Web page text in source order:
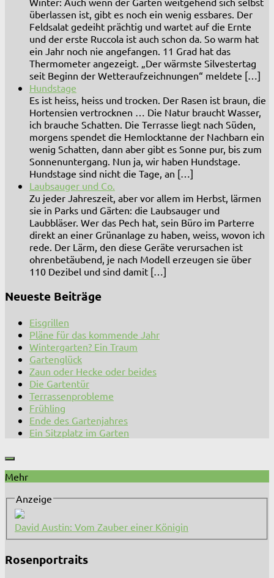
überlassen ist, gibt es noch ein wenig essbares. Der
Feldsalat gedeiht prächtig und wartet auf die Ernte
und der erste Ruccola ist auch schon da. So warm hat
ein Jahr noch nie angefangen. 11 Grad hat das
Thermometer angezeigt. „Der wärmste Silvestertag
seit Beginn der Wetteraufzeichnungen“ meldete […]
Hundstage
Es ist heiss, heiss und trocken. Der Rasen ist braun, die
Hortensien vertrocknen … Die Natur braucht Wasser,
ich brauche Schatten. Die Terrasse liegt nach Süden,
morgens spendet die Hemlocktanne der Nachbarn ein
wenig Schatten, dann aber gibt es Sonne pur, bis zum
Sonnenuntergang. Nun ja, wir haben Hundstage.
Hundstage sind nicht die Tage, an […]
Laubsauger und Co.
Zu jeder Jahreszeit, aber vor allem im Herbst, lärmen
sie in Parks und Gärten: die Laubsauger und
Laubbläser. Wer das Pech hat, sein Büro im Parterre
direkt an einer Grünanlage zu haben, weiss, wovon ich
rede. Der Lärm, den diese Geräte verursachen ist
ohrenbetäubend, je nach Modell erzeugen sie über
110 Dezibel und sind damit […]
Neueste Beiträge
Eisgrillen
Pläne für das kommende Jahr
Wintergarten? Ein Traum
Gartenglück
Zaun oder Hecke oder beides
Die Gartentür
Terrassenprobleme
Frühling
Ende des Gartenjahres
Ein Sitzplatz im Garten
Mehr
Anzeige
David Austin: Vom Zauber einer Königin
Rosenportraits